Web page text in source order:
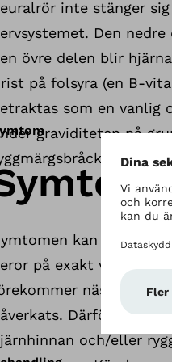
inte stänger
Den
övre delen blir
på folsyra (en B-
som en vanlig
graviditeten på
kan variera
på exakt var
nästan inga
Därför
och/eller